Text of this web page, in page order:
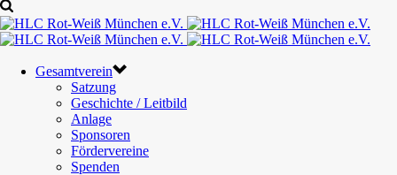
Gesamtverein
Satzung
Geschichte / Leitbild
Anlage
Sponsoren
Fördervereine
Spenden